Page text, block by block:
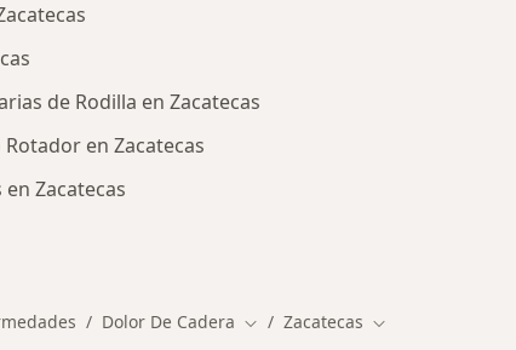
de Rodilla en Zacatecas
en Zacatecas
Zacatecas
Dolor De Cadera Cambiar de ciudad
Zacatecas Cambiar de ciudad